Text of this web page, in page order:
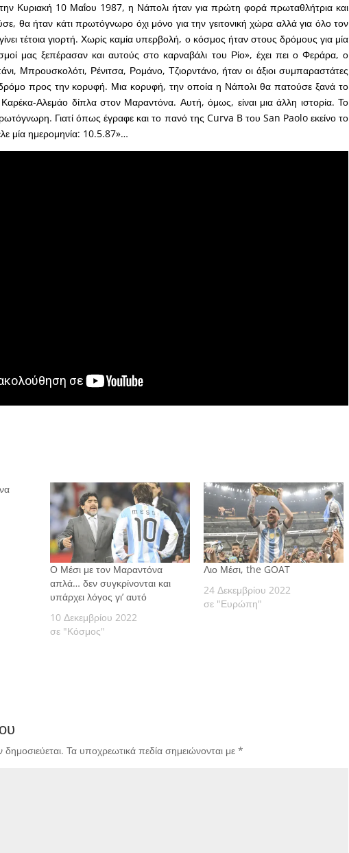
Κυριακή 10 Μαΐου 1987, η Νάπολι ήταν για πρώτη φορά πρωταθλήτρια και
θα ήταν κάτι πρωτόγνωρο όχι μόνο για την γειτονική χώρα αλλά για όλο τον
τέτοια γιορτή. Χωρίς καμία υπερβολή, ο κόσμος ήταν στους δρόμους για μία
μας ξεπέρασαν και αυτούς στο καρναβάλι του Ρίο», έχει πει ο Φεράρα, ο
Μπρουσκολότι, Ρένιτσα, Ρομάνο, Τζιορντάνο, ήταν οι άξιοι συμπαραστάτες
προς την κορυφή. Μια κορυφή, την οποία η Νάπολι θα πατούσε ξανά το
Αλεμάο δίπλα στον Μαραντόνα. Αυτή, όμως, είναι μια άλλη ιστορία. Το
Γιατί όπως έγραφε και το πανό της Curva B του San Paolo εκείνο το
μία ημερομηνία: 10.5.87»…
Ο Μέσι με τον Μαραντόνα
απλά… δεν συγκρίνονται και
υπάρχει λόγος γι’ αυτό
10 Δεκεμβρίου 2022
σε "Κόσμος"
Λιο Μέσι, the GOAT
24 Δεκεμβρίου 2022
σε "Ευρώπη"
Τα υποχρεωτικά πεδία σημειώνονται με *